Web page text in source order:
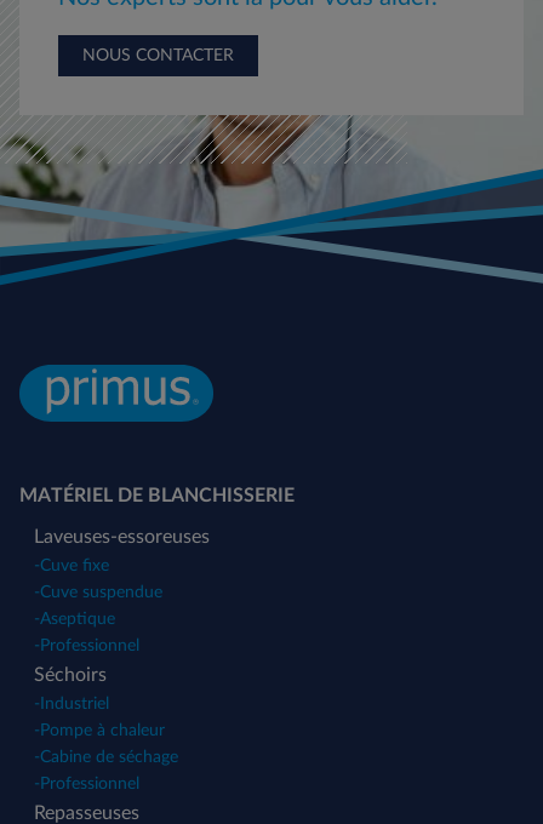
NOUS CONTACTER
MATÉRIEL DE BLANCHISSERIE
Laveuses-essoreuses
-Cuve fixe
-Cuve suspendue
-Aseptique
- Professionnel
Séchoirs
- Industriel
- Pompe à chaleur
-Cabine de séchage
- Professionnel
Repasseuses